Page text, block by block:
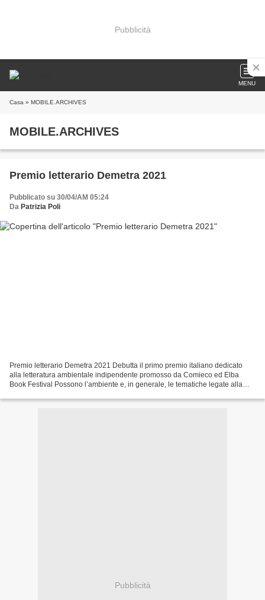
Pubblicità
MENU
Casa » MOBILE.ARCHIVES
MOBILE.ARCHIVES
Premio letterario Demetra 2021
Pubblicato su 30/04/AM 05:24
Da Patrizia Poli
Premio letterario Demetra 2021 Debutta il primo premio italiano dedicato
alla letteratura ambientale indipendente promosso da Comieco ed Elba
Book Festival Possono l’ambiente e, in generale, le tematiche legate alla
Pubblicità